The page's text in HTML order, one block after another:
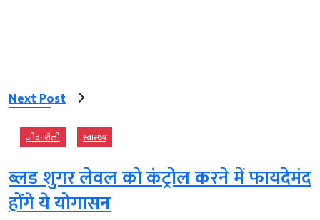
Next Post
जीवनशैली स्‍वास्‍थ्‍य
ब्लड शुगर लेवल को कंट्रोल करने में फायदेमंद
होंगे ये योगासन